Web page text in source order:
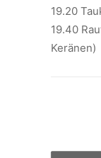
19.20
19.40
Keränen)